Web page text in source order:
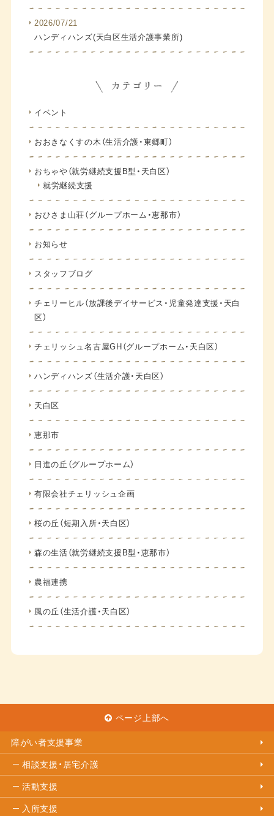
2026/07/21
ハンディハンズ(天白区生活介護事業所)
イベント
おおきなくすの木（生活介護・東郷町）
おちゃや（就労継続支援B型・天白区）
就労継続支援
おひさま山荘（グループホーム・恵那市）
お知らせ
スタッフブログ
チェリーヒル（放課後デイサービス・児童発達支援・天白
区）
チェリッシュ名古屋GH（グループホーム・天白区）
ハンディハンズ（生活介護・天白区）
天白区
恵那市
日進の丘（グループホーム）
有限会社チェリッシュ企画
桜の丘（短期入所・天白区）
森の生活（就労継続支援B型・恵那市）
農福連携
風の丘（生活介護・天白区）
ページ上部へ
障がい者支援事業
相談支援・居宅介護
活動支援
入所支援